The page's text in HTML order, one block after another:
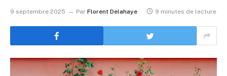
9 septembre 2025 Par Florent Delahaye 9 minutes de lecture